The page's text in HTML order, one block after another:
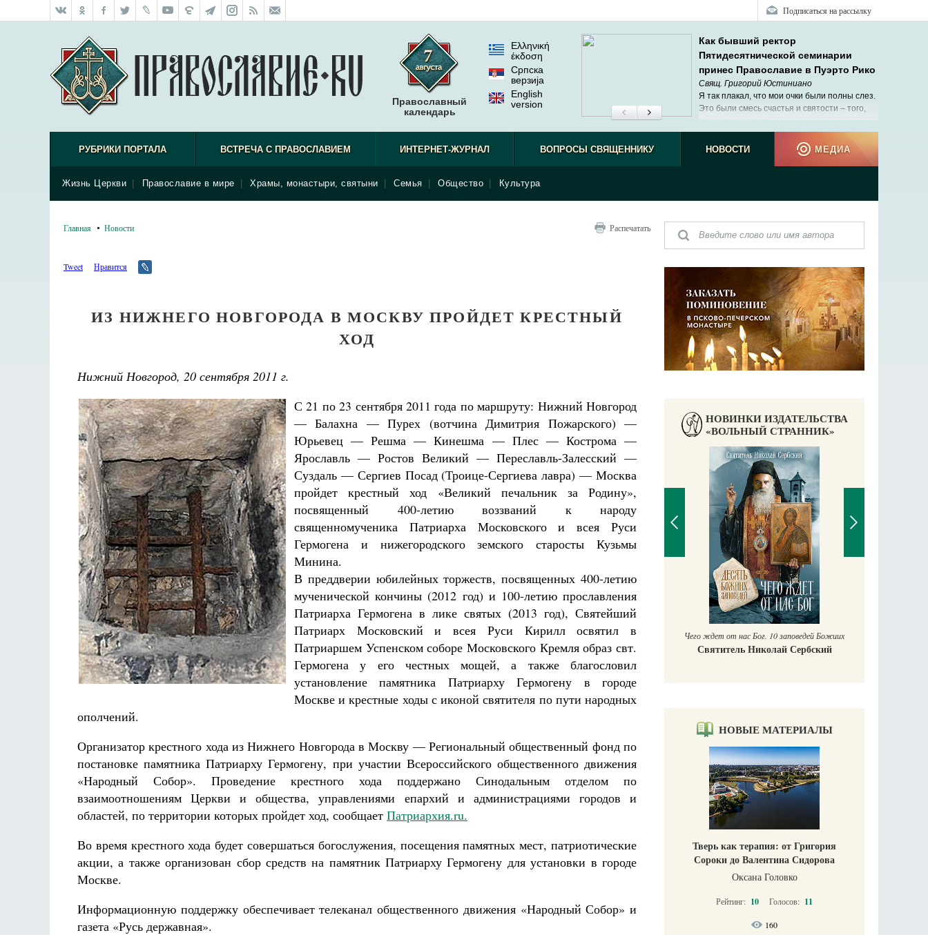
Подписаться на рассылку
Православный
календарь
Ελληνική
έκδοση
Српска
верзиjа
English
version
Как бывший ректор
Пятидесятнической семинарии
принес Православие в Пуэрто Рико
Свящ. Григорий Юстиниано
Я так плакал, что мои очки были полны слез.
Это были смесь счастья и святости – того,
РУБРИКИ ПОРТАЛА ВСТРЕЧА С ПРАВОСЛАВИЕМ ИНТЕРНЕТ-ЖУРНАЛ ВОПРОСЫ СВЯЩЕННИКУ НОВОСТИ
Жизнь Церкви Православие в мире Храмы, монастыри, святыни Семья Общество Культура
МЕДИА
Главная Новости Распечатать
Tweet Нравится
ИЗ НИЖНЕГО НОВГОРОДА В МОСКВУ ПРОЙДЕТ КРЕСТНЫЙ
ХОД
Нижний Новгород, 20 сентября 2011 г.
С 21 по 23 сентября 2011 года по маршруту: Нижний Новгород
— Балахна — Пурех (вотчина Димитрия Пожарского) —
Юрьевец — Решма — Кинешма — Плес — Кострома —
Ярославль — Ростов Великий — Переславль-Залесский —
Суздаль — Сергиев Посад (Троице-Сергиева лавра) — Москва
пройдет крестный ход «Великий печальник за Родину»,
посвященный 400-летию воззваний к народу
священномученика Патриарха Московского и всея Руси
Гермогена и нижегородского земского старосты Кузьмы
Минина.
В преддверии юбилейных торжеств, посвященных 400-летию
мученической кончины (2012 год) и 100-летию прославления
Патриарха Гермогена в лике святых (2013 год), Святейший
Патриарх Московский и всея Руси Кирилл освятил в
Патриаршем Успенском соборе Московского Кремля образ свт.
Гермогена у его честных мощей, а также благословил
установление памятника Патриарху Гермогену в городе
Москве и крестные ходы с иконой святителя по пути народных
ополчений.
Организатор крестного хода из Нижнего Новгорода в Москву — Региональный общественный фонд по
постановке памятника Патриарху Гермогену, при участии Всероссийского общественного движения
«Народный Собор». Проведение крестного хода поддержано Синодальным отделом по
взаимоотношениям Церкви и общества, управлениями епархий и администрациями городов и
областей, по территории которых пройдет ход, сообщает Патриархия.ru.
Во время крестного хода будет совершаться богослужения, посещения памятных мест, патриотические
акции, а также организован сбор средств на памятник Патриарху Гермогену для установки в городе
Москве.
Информационную поддержку обеспечивает телеканал общественного движения «Народный Собор» и
газета «Русь державная».
НОВИНКИ ИЗДАТЕЛЬСТВА
«ВОЛЬНЫЙ СТРАННИК»
Разлуки не будет
Фредерика де Грааф Как найти своё место в жизни
Кирилл Мурышев
Великомученик Георгий Победоносец. Научись у
святого
Роман Котов Чего ждет от нас Бог. 10 заповедей Божиих
Святитель Николай Сербский
НОВЫЕ МАТЕРИАЛЫ
Тверь как терапия: от Григория
Сороки до Валентина Сидорова
Оксана Головко
Рейтинг: 10 Голосов: 11
160